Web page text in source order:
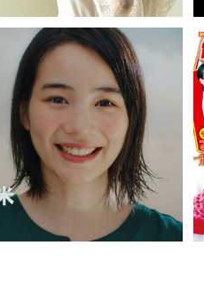
・創作あーちすと のんを
「2020 SPRING＆
DRESSBOOK」に起用